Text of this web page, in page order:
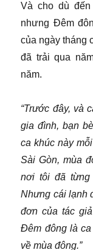
Và cho dù
nhưng Đêm
của ngày tháng
đã trải qua
năm.
“Trước đây, và
gia đình, bạn
ca khúc này
Sài Gòn, mùa
nơi tôi đã
Nhưng cái lạnh
đơn của tác
Đêm đông là
về mùa đông.”